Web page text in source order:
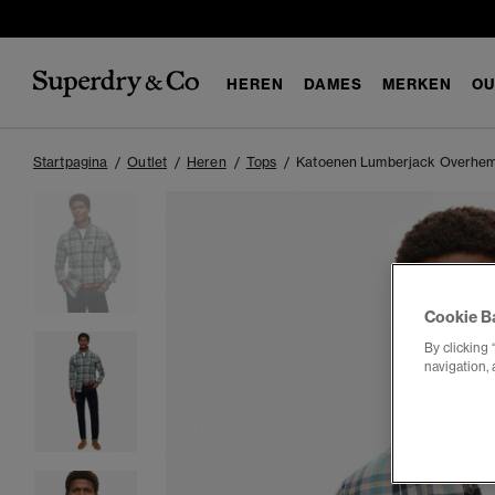
HEREN DAMES MERKEN
Startpagina Outlet Heren Tops Katoenen Lumberjack
Cookie
By clicking
navigation,